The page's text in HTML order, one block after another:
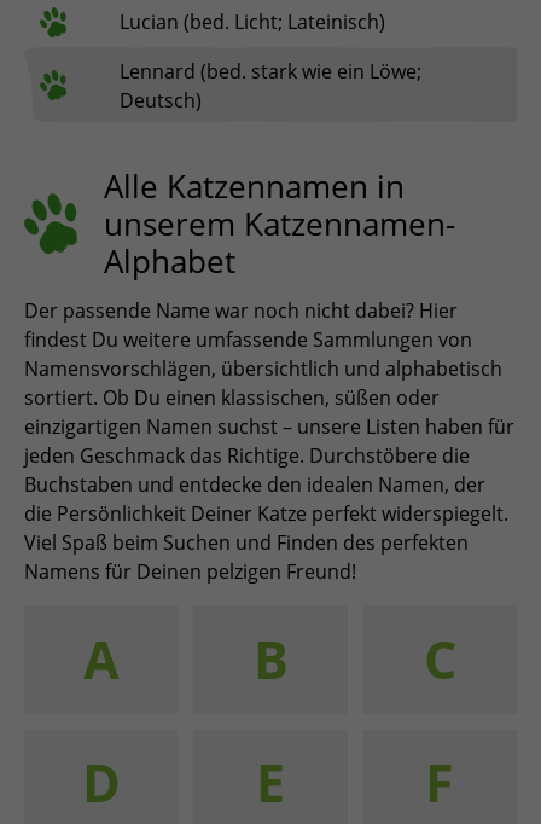
Lucian (bed. Licht; Lateinisch)
Lennard (bed. stark wie ein Löwe;
Deutsch)
Alle Katzennamen in
unserem Katzennamen-
Alphabet
Der passende Name war noch nicht dabei? Hier
findest Du weitere umfassende Sammlungen von
Namensvorschlägen, übersichtlich und alphabetisch
sortiert. Ob Du einen klassischen, süßen oder
einzigartigen Namen suchst – unsere Listen haben für
jeden Geschmack das Richtige. Durchstöbere die
Buchstaben und entdecke den idealen Namen, der
die Persönlichkeit Deiner Katze perfekt widerspiegelt.
Viel Spaß beim Suchen und Finden des perfekten
Namens für Deinen pelzigen Freund!
A B
C
D
E F